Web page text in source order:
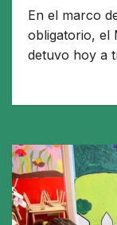
En el marco
obligatorio, el
detuvo hoy a